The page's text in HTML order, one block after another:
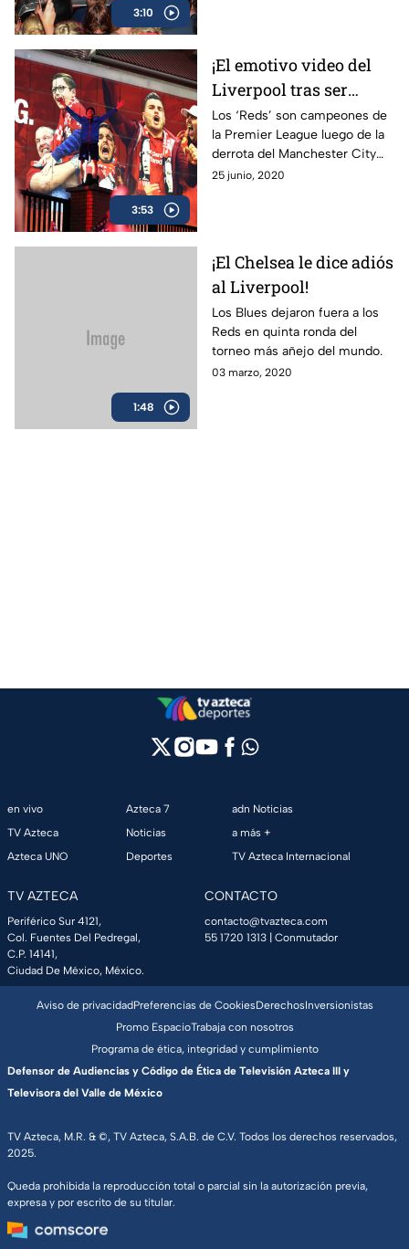
3:10
3:53
¡El emotivo video del
Liverpool tras ser
campeón de la Premier
League!
Los ‘Reds’ son campeones de
la Premier League luego de la
derrota del Manchester City
ante el Chelsea.
25 junio, 2020
1:48
¡El Chelsea le dice adiós
al Liverpool!
Los Blues dejaron fuera a los
Reds en quinta ronda del
torneo más añejo del mundo.
03 marzo, 2020
en vivo
TV Azteca
Azteca UNO
Azteca 7
Noticias
Deportes
adn Noticias
a más +
TV Azteca Internacional
TV AZTECA
Periférico Sur 4121,
Col. Fuentes Del Pedregal,
C.P. 14141,
Ciudad De México, México.
CONTACTO
contacto@tvazteca.com
55 1720 1313 | Conmutador
TV Azteca, M.R. & ©, TV Azteca, S.A.B. de C.V. Todos los derechos reservados,
2025.
Queda prohibida la reproducción total o parcial sin la autorización previa,
expresa y por escrito de su titular.
Aviso de privacidadPreferencias de CookiesDerechosInversionistas
Promo EspacioTrabaja con nosotros
Programa de ética, integridad y cumplimiento
Defensor de Audiencias y Código de Ética de Televisión Azteca III y
Televisora del Valle de México